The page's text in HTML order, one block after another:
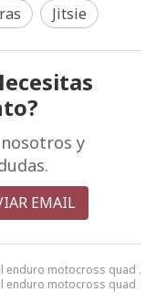
enduro motocross quad .
enduro motocross quad
Jitsie
y
EMAIL